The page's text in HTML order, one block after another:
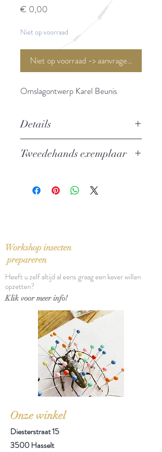
€ 0,00
Niet op voorraad
Niet op voorraad -> aanvragen <-
Omslagontwerp Karel Beunis
Details
oorlog
Literaire Reuzenpocket 248
Courage und ihre Kinder (1949)
Bindwijze: Paperback
Verschijningsdatum: 1967
Aantal pagina's: 120
Tweedehands exemplaar
Workshop insecten
prepareren
Heeft u zelf altijd al eens graag een kever willen
opzetten?
Klik voor meer info!
Onze winkel
Diesterstraat 15
3500 Hasselt